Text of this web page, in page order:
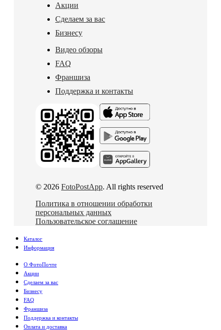
Акции
Сделаем за вас
Бизнесу
Видео обзоры
FAQ
Франшиза
Поддержка и контакты
© 2026 FotoPostApp. All rights reserved
Политика в отношении обработки
персональных данных
Пользовательское соглашение
Каталог
Информация
О ФотоПочте
Акции
Сделаем за вас
Бизнесу
FAQ
Франшиза
Поддержка и контакты
Оплата и доставка